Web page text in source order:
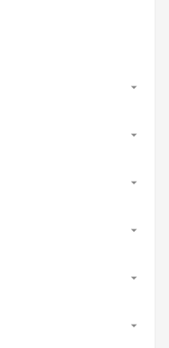





